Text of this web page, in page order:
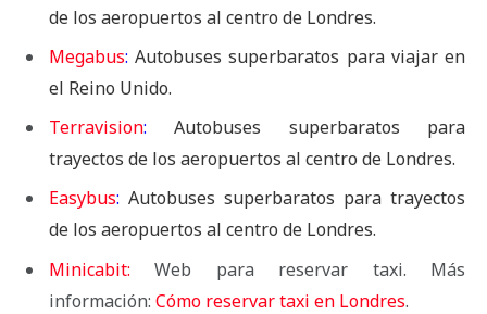
de los aeropuertos al centro de Londres.
Megabus:Autobuses superbaratos para viajar en
el Reino Unido.
Terravision:Autobuses superbaratos para
trayectos de los aeropuertos al centro de Londres.
Easybus: Autobuses superbaratos para trayectos
de los aeropuertos al centro de Londres.
Minicabit: Web para reservar taxi. Más
información: Cómo reservar taxi en Londres.